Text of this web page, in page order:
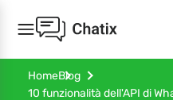
HomeBlog
10 funzionalità dell'API di